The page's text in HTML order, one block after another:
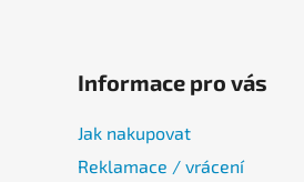
Informace pro vás
Jak nakupovat
Reklamace / vrácení